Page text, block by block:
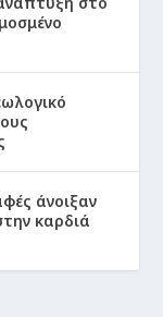
άνοιξαν
καρδιά